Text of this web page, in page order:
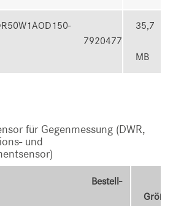
7920477
35,7
MB
für Gegenmessung (DWR,
und
Bestell-
Größe